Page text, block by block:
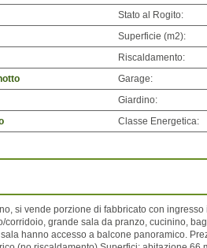
Stato al Rogito:
Superficie (m2):
Riscaldamento:
Garage:
Giardino:
Classe Energetica:
si vende porzione di fabbricato con
corridoio, grande sala da pranzo, cucinino,
hanno accesso a balcone panoramico.